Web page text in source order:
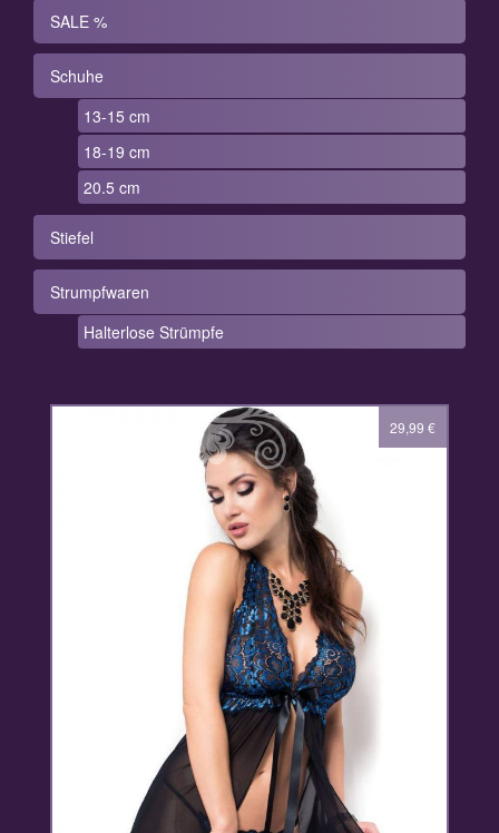
SALE %
Schuhe
13-15 cm
18-19 cm
20.5 cm
Stiefel
Strumpfwaren
Halterlose Strümpfe
29,99 €